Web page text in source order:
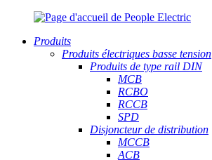
Produits
Produits électriques basse tension
Produits de type rail DIN
MCB
RCBO
RCCB
SPD
Disjoncteur de distribution
MCCB
ACB